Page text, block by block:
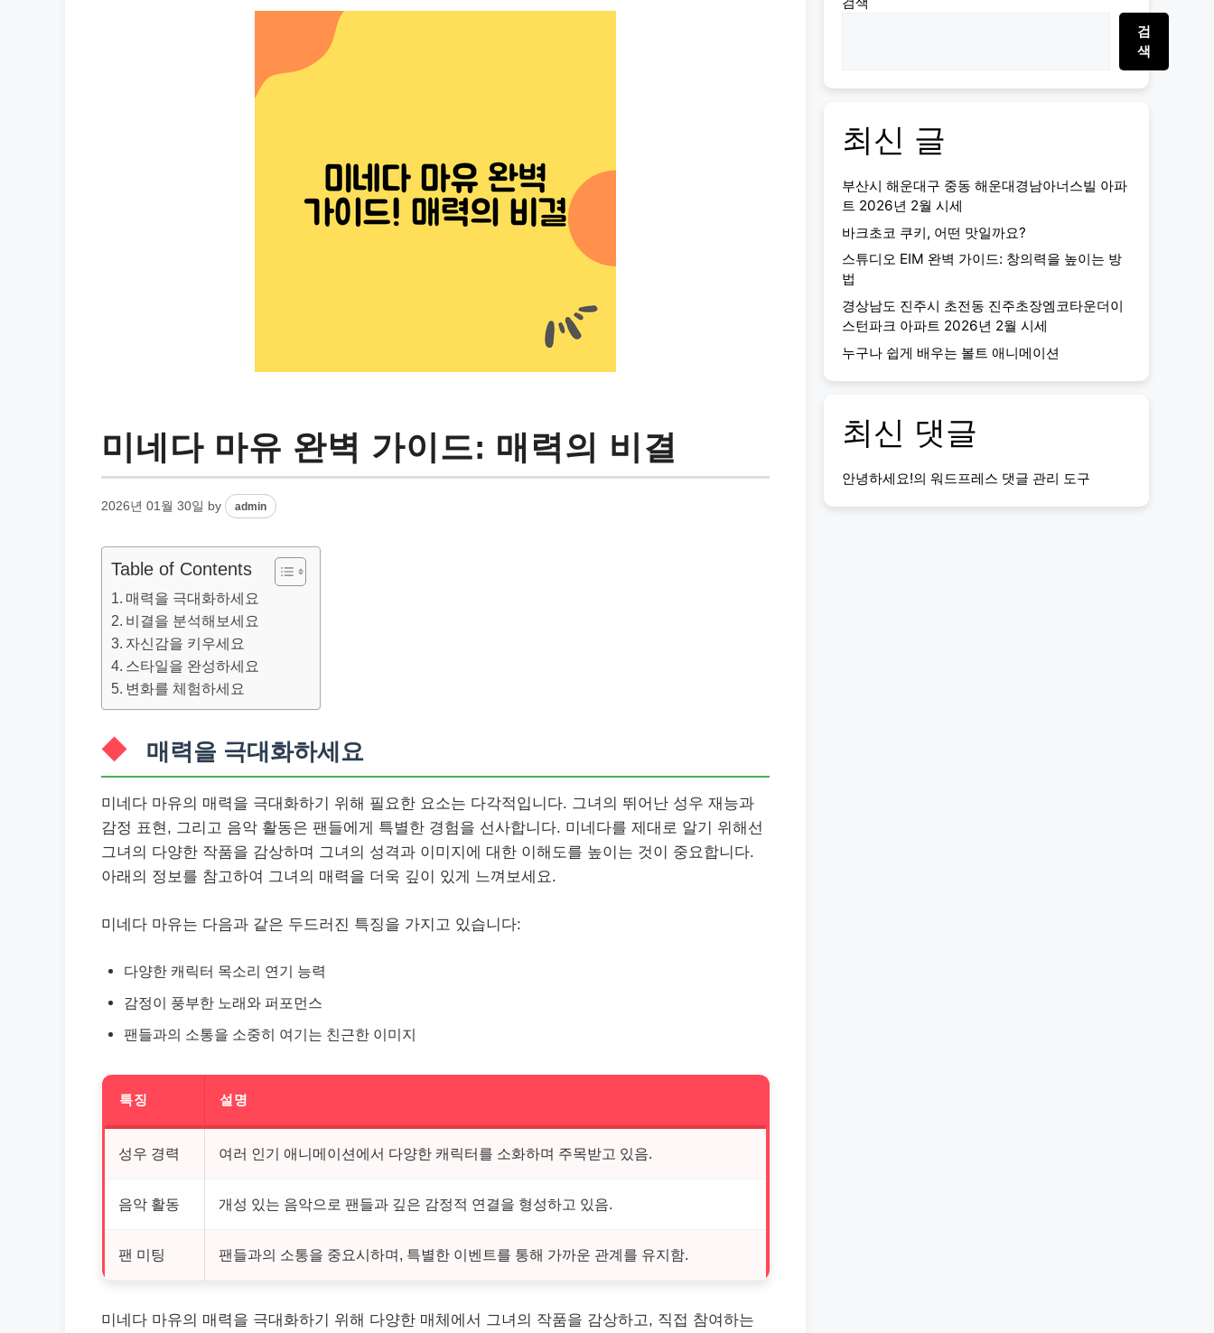
미네다 마유 완벽 가이드: 매력의 비결
2026년 01월 30일 by admin
Table of Contents
매력을 극대화하세요
비결을 분석해보세요
자신감을 키우세요
스타일을 완성하세요
변화를 체험하세요
매력을 극대화하세요
미네다 마유의 매력을 극대화하기 위해 필요한 요소는 다각적입니다. 그녀의 뛰어난 성우 재능과
감정 표현, 그리고 음악 활동은 팬들에게 특별한 경험을 선사합니다. 미네다를 제대로 알기 위해선
그녀의 다양한 작품을 감상하며 그녀의 성격과 이미지에 대한 이해도를 높이는 것이 중요합니다.
아래의 정보를 참고하여 그녀의 매력을 더욱 깊이 있게 느껴보세요.
미네다 마유는 다음과 같은 두드러진 특징을 가지고 있습니다:
다양한 캐릭터 목소리 연기 능력
감정이 풍부한 노래와 퍼포먼스
팬들과의 소통을 소중히 여기는 친근한 이미지
특징 설명
성우 경력 여러 인기 애니메이션에서 다양한 캐릭터를 소화하며 주목받고 있음.
음악 활동 개성 있는 음악으로 팬들과 깊은 감정적 연결을 형성하고 있음.
팬 미팅 팬들과의 소통을 중요시하며, 특별한 이벤트를 통해 가까운 관계를 유지함.
미네다 마유의 매력을 극대화하기 위해 다양한 매체에서 그녀의 작품을 감상하고, 직접 참여하는
검
색
최신 글
부산시 해운대구 중동 해운대경남아너스빌 아파
트 2026년 2월 시세
바크초코 쿠키, 어떤 맛일까요?
스튜디오 EIM 완벽 가이드: 창의력을 높이는 방
법
경상남도 진주시 초전동 진주초장엠코타운더이
스턴파크 아파트 2026년 2월 시세
누구나 쉽게 배우는 볼트 애니메이션
최신 댓글
안녕하세요!의 워드프레스 댓글 관리 도구